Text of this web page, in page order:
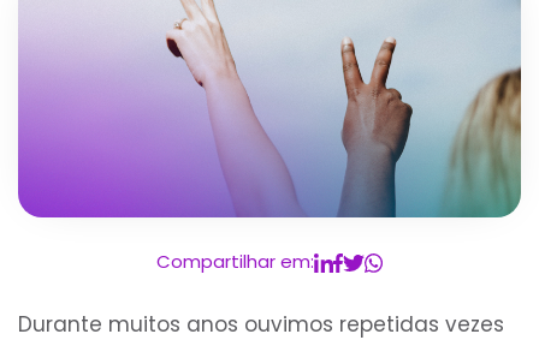
Compartilhar em:
Durante muitos anos ouvimos repetidas vezes